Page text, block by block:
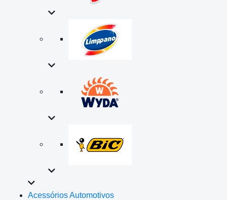
Acessórios Automotivos